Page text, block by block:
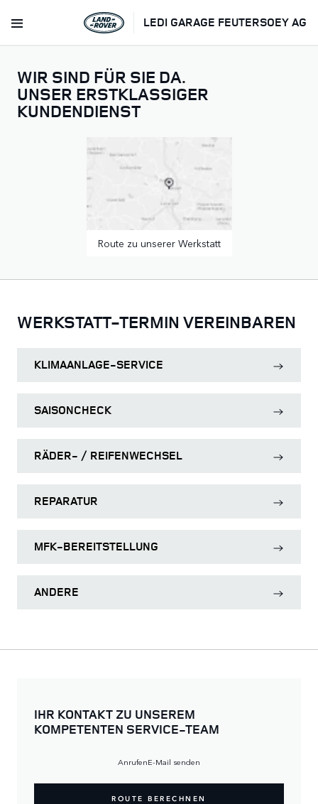
LEDI GARAGE FEUTERSOEY AG
WIR SIND FÜR SIE DA.
UNSER ERSTKLASSIGER
KUNDENDIENST
Route zu unserer Werkstatt
WERKSTATT-TERMIN VEREINBAREN
KLIMAANLAGE-SERVICE
SAISONCHECK
RÄDER- / REIFENWECHSEL
REPARATUR
MFK-BEREITSTELLUNG
ANDERE
IHR KONTAKT ZU UNSEREM
KOMPETENTEN SERVICE-TEAM
AnrufenE-Mail senden
ROUTE BERECHNEN